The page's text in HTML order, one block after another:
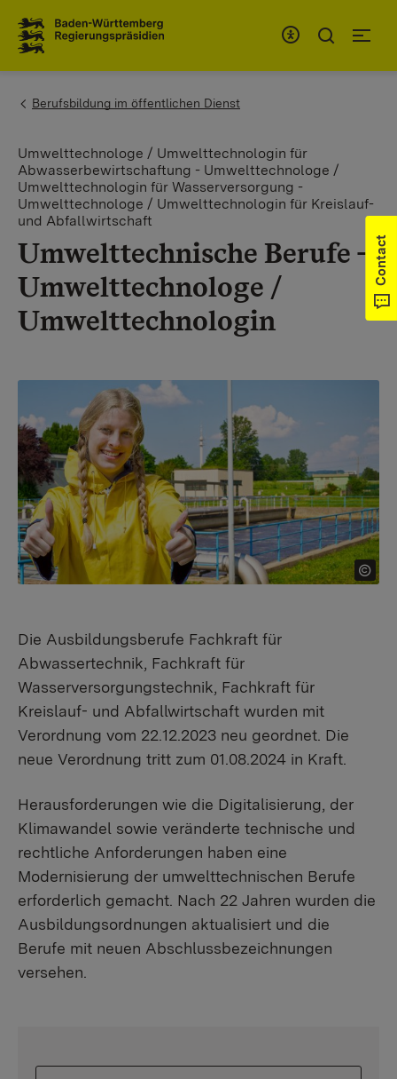
You are here:
Berufsbildung im öffentlichen Dienst
Umwelttechnologe / Umwelttechnologin für
Abwasserbewirtschaftung - Umwelttechnologe /
Umwelttechnologin für Wasserversorgung -
Umwelttechnologe / Umwelttechnologin für Kreislauf-
und Abfallwirtschaft
Umwelttechnische Berufe -
Umwelttechnologe /
Umwelttechnologin
Die Ausbildungsberufe Fachkraft für
Abwassertechnik, Fachkraft für
Wasserversorgungstechnik, Fachkraft für
Kreislauf- und Abfallwirtschaft wurden mit
Verordnung vom 22.12.2023 neu geordnet. Die
neue Verordnung tritt zum 01.08.2024 in Kraft.
Herausforderungen wie die Digitalisierung, der
Klimawandel sowie veränderte technische und
rechtliche Anforderungen haben eine
Modernisierung der umwelttechnischen Berufe
erforderlich gemacht. Nach 22 Jahren wurden die
Ausbildungsordnungen aktualisiert und die
Berufe mit neuen Abschlussbezeichnungen
versehen.
Contact